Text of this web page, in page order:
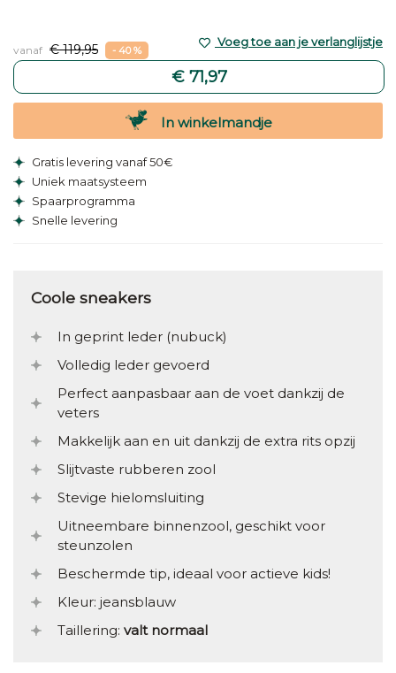
vanaf € 119,95 - 40 %
€ 71,97
Voeg toe aan je verlanglijstje
In winkelmandje
Gratis levering vanaf 50€
Uniek maatsysteem
Spaarprogramma
Snelle levering
Coole sneakers
In geprint leder (nubuck)
Volledig leder gevoerd
Perfect aanpasbaar aan de voet dankzij de
veters
Makkelijk aan en uit dankzij de extra rits opzij
Slijtvaste rubberen zool
Stevige hielomsluiting
Uitneembare binnenzool, geschikt voor
steunzolen
Beschermde tip, ideaal voor actieve kids!
Kleur: jeansblauw
Taillering: valt normaal